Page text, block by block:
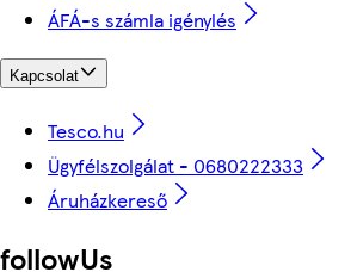
ÁFÁ-s számla igénylés
Kapcsolat
Tesco.hu
Ügyfélszolgálat - 0680222333
Áruházkereső
followUs